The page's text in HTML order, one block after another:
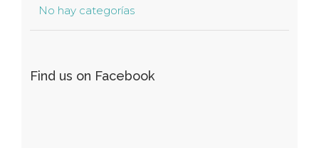
No hay categorías
Find us on Facebook